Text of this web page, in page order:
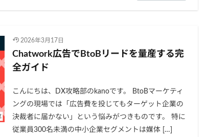
2026年3月17日
Chatwork広告でBtoBリードを量産する完
全ガイド
こんにちは、DX攻略部のkanoです。 BtoBマーケティ
ングの現場では「広告費を投じてもターゲット企業の
決裁者に届かない」という悩みがつきものです。 特に
従業員300名未満の中小企業セグメントは媒体 […]